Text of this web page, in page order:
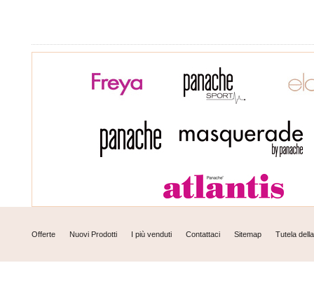
Offerte Nuovi Prodotti I più venduti Contattaci Sitemap Tutela